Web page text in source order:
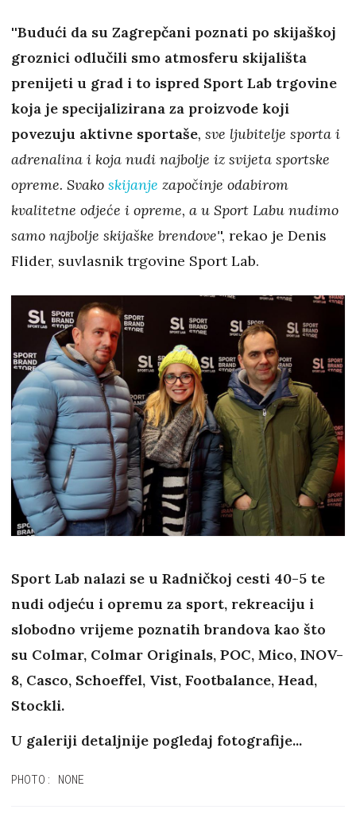
''Budući da su Zagrepčani poznati po skijaškoj
groznici odlučili smo atmosferu skijališta
prenijeti u grad i to ispred Sport Lab trgovine
koja je specijalizirana za proizvode koji
povezuju aktivne sportaše, sve ljubitelje sporta i
adrenalina i koja nudi najbolje iz svijeta sportske
opreme. Svako skijanje započinje odabirom
kvalitetne odjeće i opreme, a u Sport Labu nudimo
samo najbolje skijaške brendove'', rekao je Denis
Flider, suvlasnik trgovine Sport Lab.
Sport Lab nalazi se u Radničkoj cesti 40-5 te
nudi odjeću i opremu za sport, rekreaciju i
slobodno vrijeme poznatih brandova kao što
su Colmar, Colmar Originals, POC, Mico, INOV-
8, Casco, Schoeffel, Vist, Footbalance, Head,
Stockli.
U galeriji detaljnije pogledaj fotografije...
PHOTO: NONE